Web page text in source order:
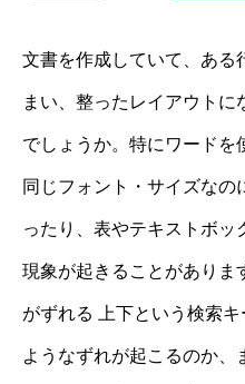
文書を作成していて、ある
まい、整ったレイアウト
でしょうか。特にワードを
同じフォント・サイズな
ったり、表やテキストボッ
現象が起きることがありま
がずれる 上下という検索
ようなずれが起こるのか